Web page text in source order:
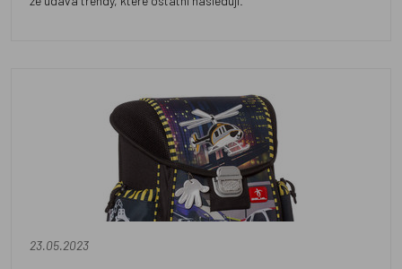
23.05.2023